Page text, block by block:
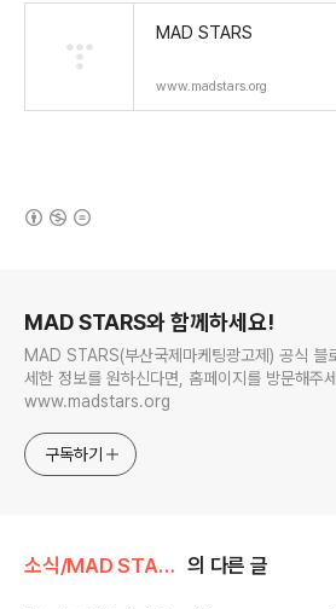
MAD STARS
www.madstars.org
MAD STARS와 함께하세요!
MAD STARS(부산국제마케팅광고제) 공식 블
세한 정보를 원하신다면, 홈페이지를 방문해주
www.madstars.org
구독하기
소식/MAD STARS 소식 의 다른 글